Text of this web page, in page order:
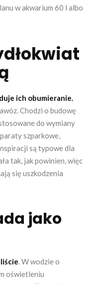
w akwarium 60 l albo
ich obumieranie.
Chodzi o budowę
do wymiany
szparkowe,
są typowe dla
tak, jak powinien, więc
się uszkodzenia
jako
. W wodzie o
oświetleniu